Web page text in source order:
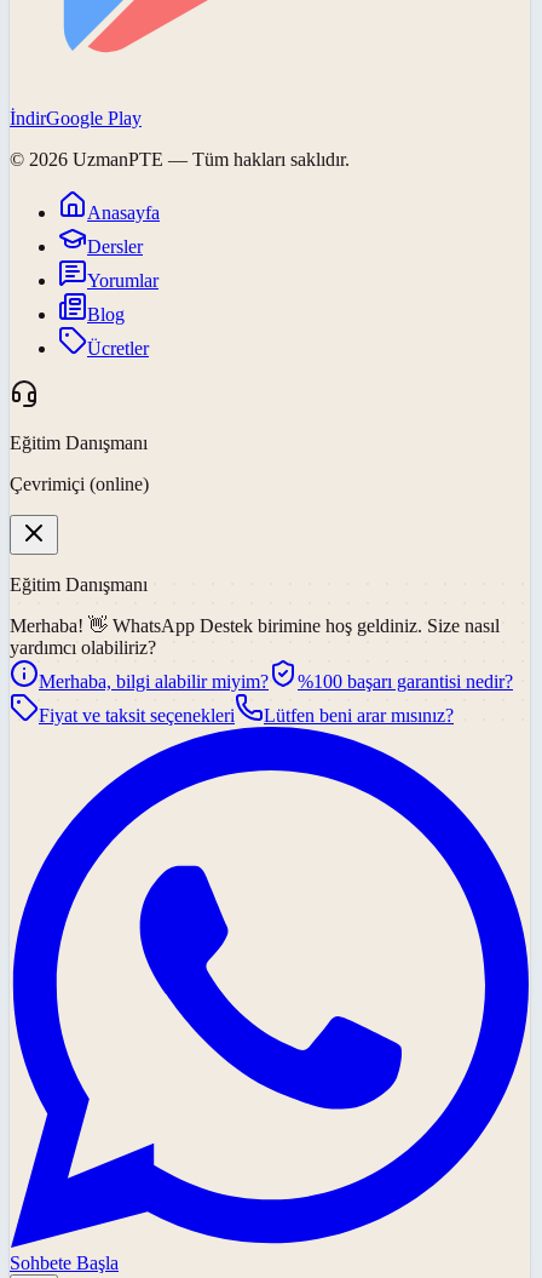
İndirGoogle Play
© 2026 UzmanPTE — Tüm hakları saklıdır.
Anasayfa
Dersler
Yorumlar
Blog
Ücretler
Eğitim Danışmanı
Çevrimiçi (online)
Eğitim Danışmanı
Merhaba! 👋 WhatsApp Destek birimine hoş geldiniz. Size nasıl
yardımcı olabiliriz?
Merhaba, bilgi alabilir miyim?
%100 başarı garantisi nedir?
Fiyat ve taksit seçenekleri
Lütfen beni arar mısınız?
Sohbete Başla